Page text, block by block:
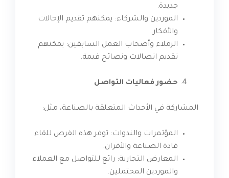
جديدة.
الموردين والشركاء: يمكنهم تقديم الإحالات
والأفكار.
الزملاء وأصحاب العمل السابقين: يمكنهم
تقديم اتصالات ونصائح قيمة.
حضور فعاليات التواصل
المشاركة في الأحداث المتعلقة بالصناعة، مثل:
المؤتمرات والندوات: توفر هذه الفرص للقاء
قادة الصناعة والأقران.
المعارض التجارية: رائع للتواصل مع العملاء
والموردين المحتملين.